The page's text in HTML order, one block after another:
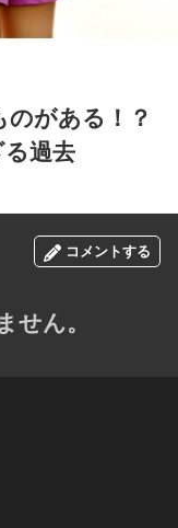
がある！？
過去
コメントする
せん。